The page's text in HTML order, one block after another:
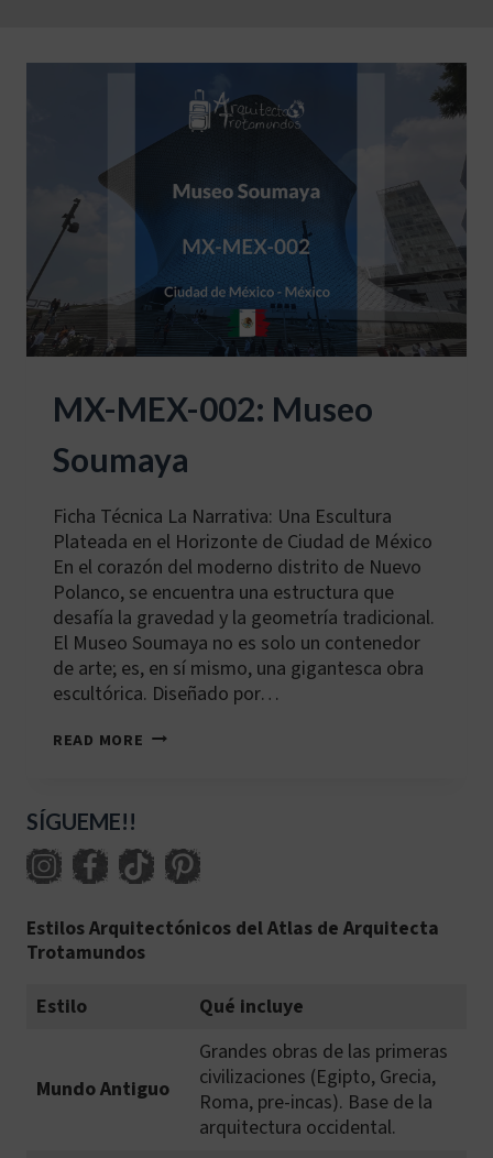
MX-MEX-002: Museo
Soumaya
Ficha Técnica La Narrativa: Una Escultura
Plateada en el Horizonte de Ciudad de México
En el corazón del moderno distrito de Nuevo
Polanco, se encuentra una estructura que
desafía la gravedad y la geometría tradicional.
El Museo Soumaya no es solo un contenedor
de arte; es, en sí mismo, una gigantesca obra
escultórica. Diseñado por…
READ MORE MX-
SÍGUEME!!
Estilos Arquitectónicos del Atlas de Arquitecta
Trotamundos
Estilo
Qué incluye
Mundo Antiguo
Grandes obras de las primeras
civilizaciones (Egipto, Grecia,
Roma, pre-incas). Base de la
arquitectura occidental.